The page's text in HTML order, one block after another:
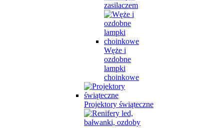
zasilaczem
Węże i
ozdobne
lampki
choinkowe
Projektory świąteczne